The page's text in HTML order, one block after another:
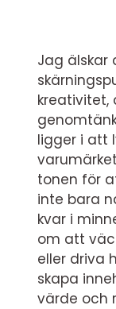
Jag älskar
kreativitet,
ligger i att
tonen för
inte bara
kvar i
om att
eller driva
skapa
värde och